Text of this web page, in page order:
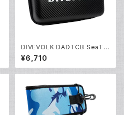
DIVEVOLK DADTCB SeaTo
uch 4 max専用キャリーケース
[70179]
¥6,710